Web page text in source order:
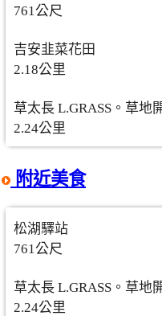
761公尺
吉安韭菜花田
2.18公里
草太長 L.GRASS。草地
2.24公里
附近美食
松湖驛站
761公尺
草太長 L.GRASS。草地
2.24公里